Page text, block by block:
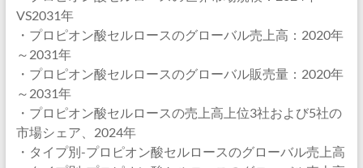
VS2031年
・プロピオン酸セルロースのグローバル売上高：2020年
～2031年
・プロピオン酸セルロースのグローバル販売量：2020年
～2031年
・プロピオン酸セルロースの売上高上位3社および5社の
市場シェア、2024年
・タイプ別-プロピオン酸セルロースのグローバル売上高